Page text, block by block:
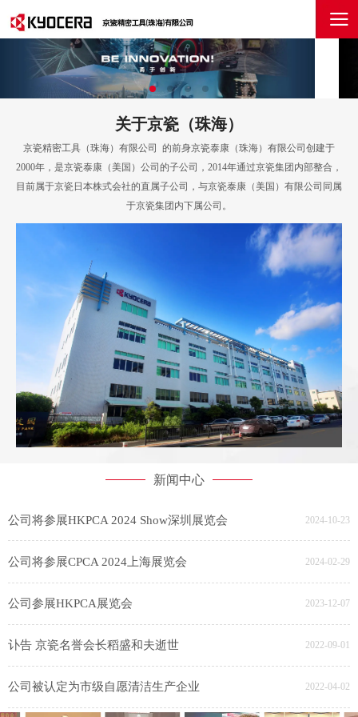
关于京瓷（珠海）
京瓷精密工具（珠海）有限公司 的前身京瓷泰康（珠海）有限公司创建于
2000年，是京瓷泰康（美国）公司的子公司，2014年通过京瓷集团内部整合，
目前属于京瓷日本株式会社的直属子公司，与京瓷泰康（美国）有限公司同属
于京瓷集团内下属公司。
新闻中心
公司将参展HKPCA 2024 Show深圳展览会 2024-10-23
公司将参展CPCA 2024上海展览会 2024-02-29
公司参展HKPCA展览会 2023-12-07
讣告 京瓷名誉会长稻盛和夫逝世 2022-09-01
公司被认定为市级自愿清洁生产企业 2022-04-02